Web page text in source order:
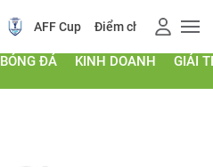
AFF Cup Điểm chuẩn 2026
BÓNG ĐÁ KINH DOANH GIẢI